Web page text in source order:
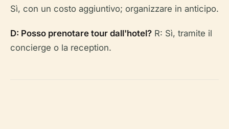
Sì, con un costo aggiuntivo; organizzare in anticipo.
D: Posso prenotare tour dall'hotel? R: Sì, tramite il
concierge o la reception.